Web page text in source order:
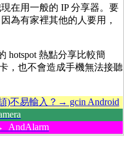
在用一般的 IP 分享器。要
為有家裡其他的人要用，
hotspot 熱點分享比較簡
，也不會造成手機無法接聽
)不易輸入？→ gcin Android
AndAlarm